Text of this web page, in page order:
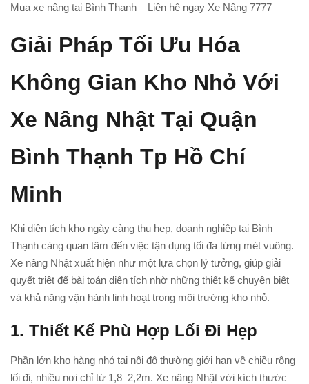
Mua xe nâng tại Bình Thạnh – Liên hệ ngay Xe Nâng 7777
Giải Pháp Tối Ưu Hóa
Không Gian Kho Nhỏ Với
Xe Nâng Nhật Tại Quận
Bình Thạnh Tp Hồ Chí
Minh
Khi diện tích kho ngày càng thu hẹp, doanh nghiệp tại Bình
Thạnh càng quan tâm đến việc tận dụng tối đa từng mét vuông.
Xe nâng Nhật xuất hiện như một lựa chọn lý tưởng, giúp giải
quyết triệt để bài toán diện tích nhờ những thiết kế chuyên biệt
và khả năng vận hành linh hoạt trong môi trường kho nhỏ.
1. Thiết Kế Phù Hợp Lối Đi Hẹp
Phần lớn kho hàng nhỏ tại nội đô thường giới hạn về chiều rộng
lối đi, nhiều nơi chỉ từ 1,8–2,2m. Xe nâng Nhật với kích thước